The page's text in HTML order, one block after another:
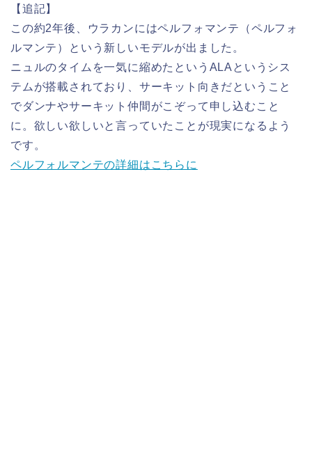
【追記】
この約2年後、ウラカンにはペルフォマンテ（ペルフォ
ルマンテ）という新しいモデルが出ました。
ニュルのタイムを一気に縮めたというALAというシス
テムが搭載されており、サーキット向きだということ
でダンナやサーキット仲間がこぞって申し込むこと
に。欲しい欲しいと言っていたことが現実になるよう
です。
ペルフォルマンテの詳細はこちらに